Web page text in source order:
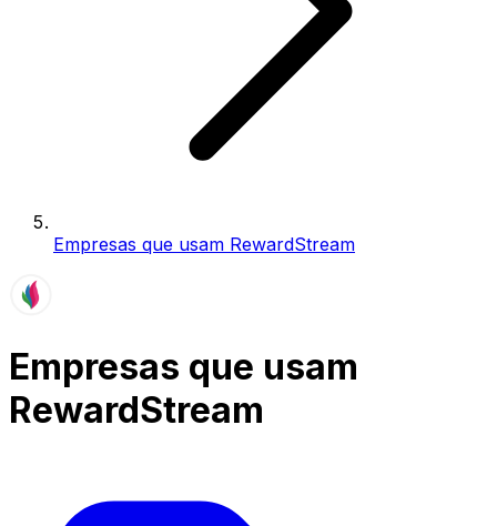
Empresas que usam RewardStream
Empresas que usam
RewardStream